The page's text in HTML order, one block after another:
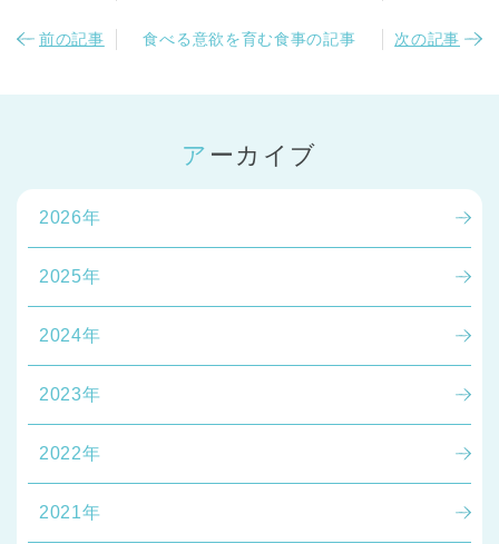
前の記事 食べる意欲を育む食事の記事 次の記事
アーカイブ
2026年
2025年
2024年
2023年
2022年
2021年